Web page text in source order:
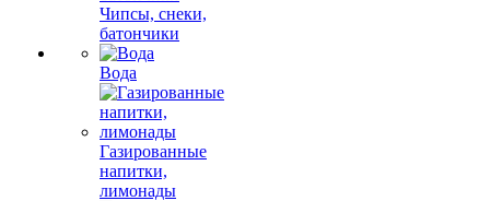
Чипсы, снеки,
батончики
Вода
Газированные
напитки,
лимонады